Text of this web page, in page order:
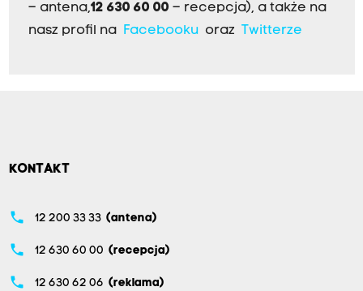
– antena,12 630 60 00 – recepcja), a także na
nasz profil na
Facebookuoraz Twitterze
KONTAKT
phone 12 200 33 33 (antena)
phone 12 630 60 00 (recepcja)
phone 12 630 62 06 (reklama)